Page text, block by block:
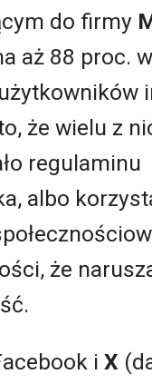
do firmy
aż 88 proc.
że wielu z
regulaminu
albo
że
i X